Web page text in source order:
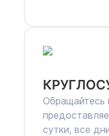
Обращайтесь
сутки, все